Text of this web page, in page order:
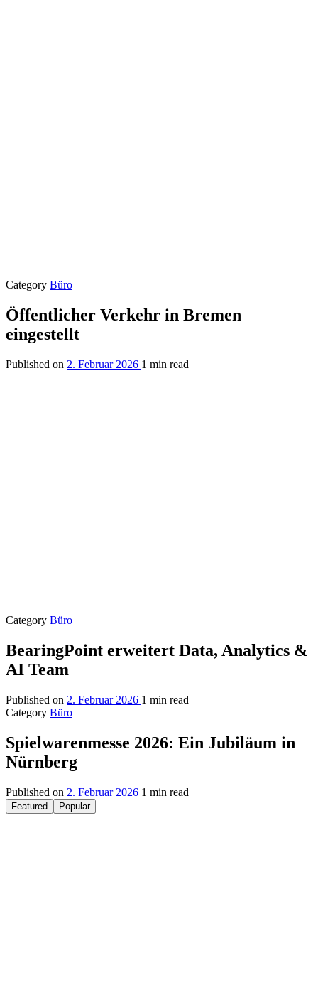
Category Büro
Öffentlicher Verkehr in Bremen
eingestellt
Published on 2. Februar 2026 1 min read
Category Büro
BearingPoint erweitert Data, Analytics &
AI Team
Published on 2. Februar 2026 1 min read
Category Büro
Spielwarenmesse 2026: Ein Jubiläum in
Nürnberg
Published on 2. Februar 2026 1 min read
Featured Popular